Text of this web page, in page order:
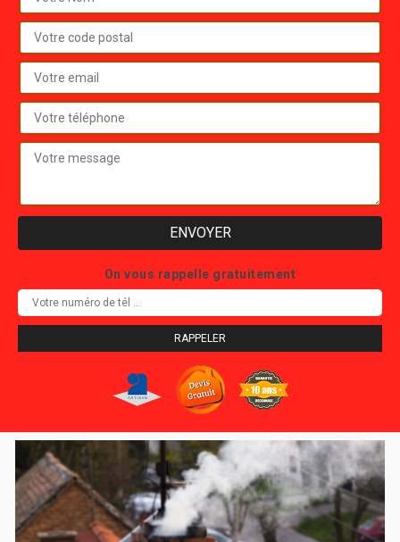
On vous rappelle gratuitement